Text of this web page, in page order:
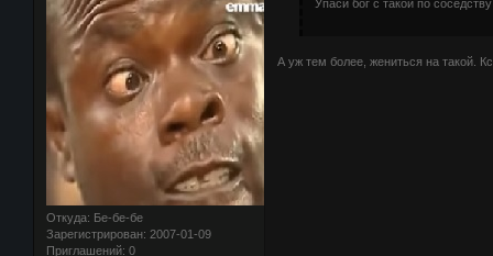
Откуда: Бе-бе-бе
Зарегистрирован: 2007-01-09
Приглашений: 0
Упаси бог с такой по
А уж тем более, жениться на такой.